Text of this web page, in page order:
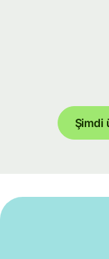
Şimdi